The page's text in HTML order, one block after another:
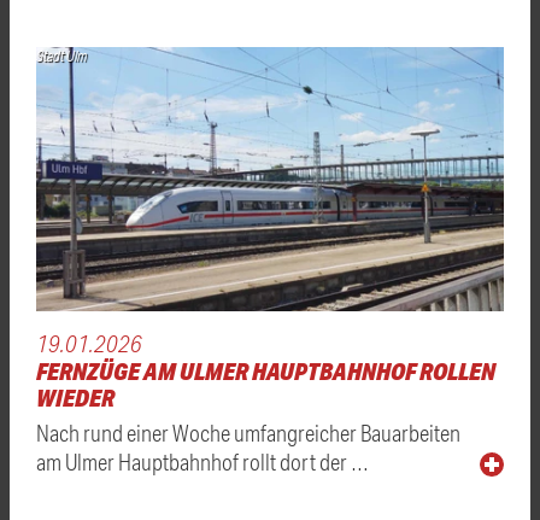
Stadt Ulm
19.01.2026
FERNZÜGE AM ULMER HAUPTBAHNHOF ROLLEN
WIEDER
Nach rund einer Woche umfangreicher Bauarbeiten
am Ulmer Hauptbahnhof rollt dort der …